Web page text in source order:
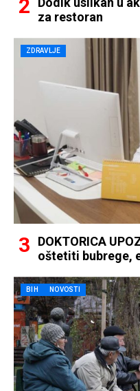
za restoran
ZDRAVLJE
DOKTORICA
oštetiti bubrege,
BIH NOVOSTI